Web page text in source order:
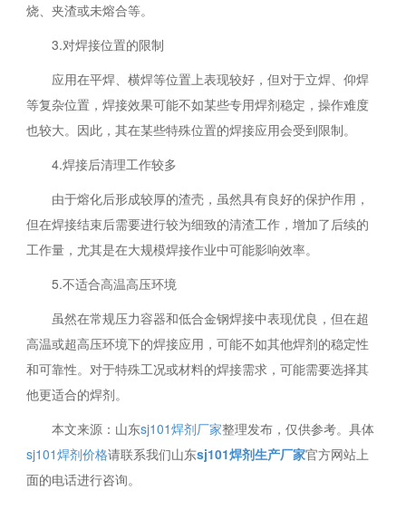
烧、夹渣或未熔合等。
3.对焊接位置的限制
应用在平焊、横焊等位置上表现较好，但对于立焊、仰焊
等复杂位置，焊接效果可能不如某些专用焊剂稳定，操作难度
也较大。因此，其在某些特殊位置的焊接应用会受到限制。
4.焊接后清理工作较多
由于熔化后形成较厚的渣壳，虽然具有良好的保护作用，
但在焊接结束后需要进行较为细致的清渣工作，增加了后续的
工作量，尤其是在大规模焊接作业中可能影响效率。
5.不适合高温高压环境
虽然在常规压力容器和低合金钢焊接中表现优良，但在超
高温或超高压环境下的焊接应用，可能不如其他焊剂的稳定性
和可靠性。对于特殊工况或材料的焊接需求，可能需要选择其
他更适合的焊剂。
本文来源：山东sj101焊剂厂家整理发布，仅供参考。具体
sj101焊剂价格请联系我们山东sj101焊剂生产厂家官方网站上
面的电话进行咨询。